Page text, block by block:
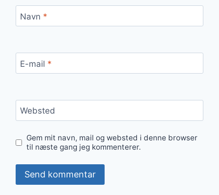
Navn *
E-mail *
Websted
Gem mit navn, mail og websted i denne browser
til næste gang jeg kommenterer.